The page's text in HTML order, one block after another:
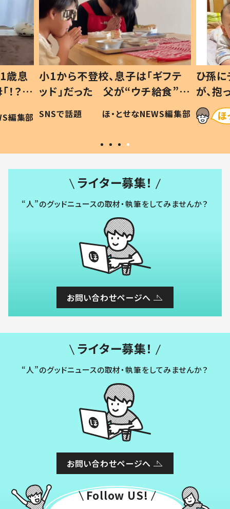
歳息
？」
編集部
小1から不登校、息子は「ギフテ
ッド」だった 父が“ウチ給食”を
作り続ける理由とは #令和の親
#令和の子
SNSで話題 ほ・とせなNEWS編集部
ひ孫
が、
「涙が
い」
ライター募集！
“人”のグッドニュースの取材・執筆をしてみませんか？
お問い合わせページへ
ライター募集！
“人”のグッドニュースの取材・執筆をしてみませんか？
お問い合わせページへ
Follow US!